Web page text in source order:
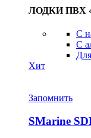
ЛОДКИ ПВХ
C
C
Хит
Запомнить
SMarine